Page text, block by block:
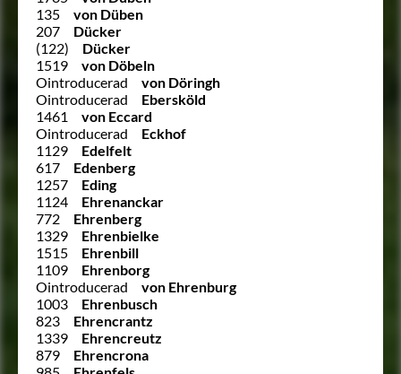
135
von Düben
207
Dücker
(122)
Dücker
1519
von Döbeln
Ointroducerad
von Döringh
Ointroducerad
Ebersköld
1461
von Eccard
Ointroducerad
Eckhof
1129
Edelfelt
617
Edenberg
1257
Eding
1124
Ehrenanckar
772
Ehrenberg
1329
Ehrenbielke
1515
Ehrenbill
1109
Ehrenborg
Ointroducerad
von Ehrenburg
1003
Ehrenbusch
823
Ehrencrantz
1339
Ehrencreutz
879
Ehrencrona